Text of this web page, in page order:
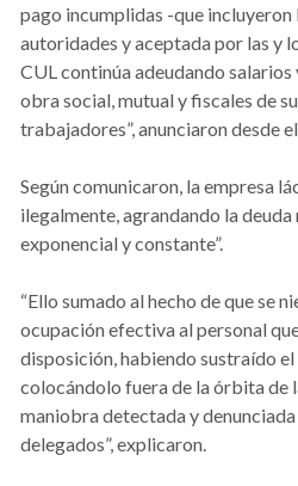
pago incumplidas -que
autoridades y aceptada por las y
CUL continúa adeudando salarios
obra social, mutual y fiscales de
trabajadores”, anunciaron desde
Según comunicaron, la empresa
ilegalmente, agrandando la deuda
exponencial y constante”.
“Ello sumado al hecho de que se
ocupación efectiva al personal
disposición, habiendo sustraído
colocándolo fuera de la órbita de
maniobra detectada y
delegados”, explicaron.